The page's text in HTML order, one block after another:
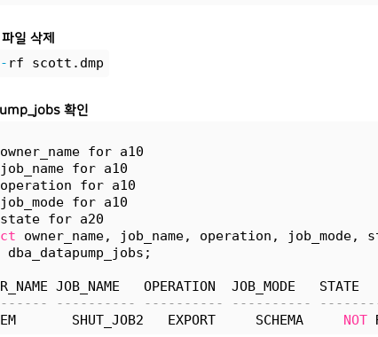
일 삭제
- rf scott.dmp
확인
for a10
for a10
for a10
for a10
for a20
owner_name, job_name, operation, job_mode,
dba_datapump_jobs;
JOB_NAME   OPERATION  JOB_MODE   STATE
---------- ---------- ----------
SHUT_JOB2   EXPORT     SCHEMA NOT